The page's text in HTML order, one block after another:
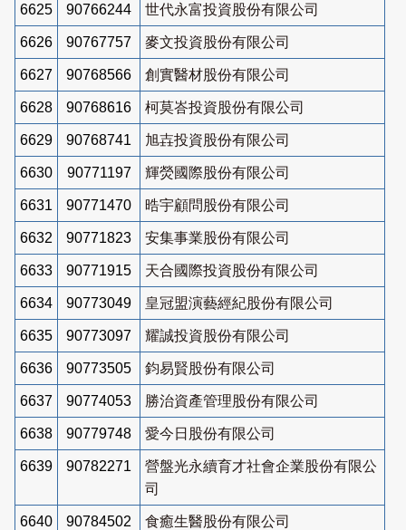
6625 90766244 世代永富投資股份有限公司
6626 90767757 麥文投資股份有限公司
6627 90768566 創實醫材股份有限公司
6628 90768616 柯莫峇投資股份有限公司
6629 90768741 旭壵投資股份有限公司
6630 90771197 輝熒國際股份有限公司
6631 90771470 晧宇顧問股份有限公司
6632 90771823 安集事業股份有限公司
6633 90771915 天合國際投資股份有限公司
6634 90773049 皇冠盟演藝經紀股份有限公司
6635 90773097 耀誠投資股份有限公司
6636 90773505 鈞易賢股份有限公司
6637 90774053 勝治資產管理股份有限公司
6638 90779748 愛今日股份有限公司
6639 90782271
營盤光永續育才社會企業股份有限公
司
6640 90784502 食癒生醫股份有限公司